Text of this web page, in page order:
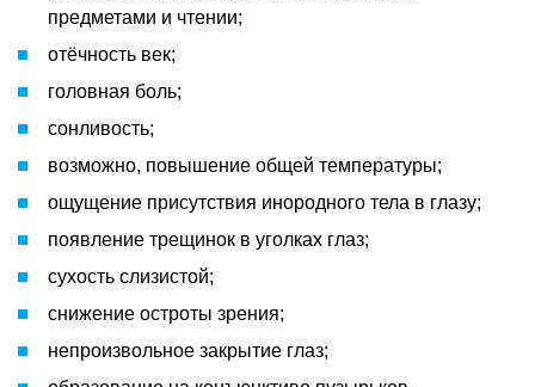
предметами и чтении;
отёчность век;
головная боль;
сонливость;
возможно, повышение общей температуры;
ощущение присутствия инородного тела в глазу;
появление трещинок в уголках глаз;
сухость слизистой;
снижение остроты зрения;
непроизвольное закрытие глаз;